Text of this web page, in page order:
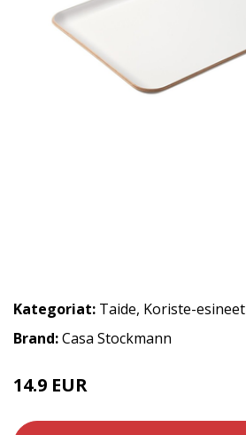
Kategoriat: Taide, Koriste-esineet
Brand:Casa Stockmann
14.9 EUR